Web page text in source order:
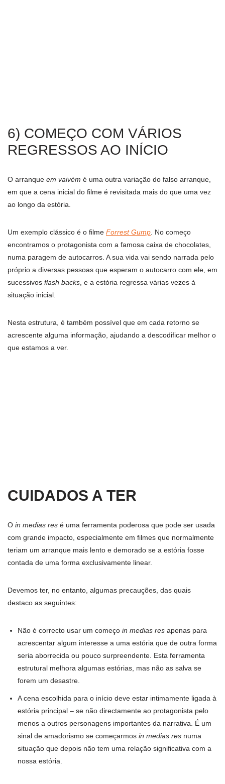
6) COMEÇO COM VÁRIOS
REGRESSOS AO INÍCIO
O arranque em vaivém é uma outra variação do falso arranque,
em que a cena inicial do filme é revisitada mais do que uma vez
ao longo da estória.
Um exemplo clássico é o filme Forrest Gump . No começo
encontramos o protagonista com a famosa caixa de chocolates,
numa paragem de autocarros. A sua vida vai sendo narrada pelo
próprio a diversas pessoas que esperam o autocarro com ele, em
sucessivos flash backs , e a estória regressa várias vezes à
situação inicial.
Nesta estrutura, é também possível que em cada retorno se
acrescente alguma informação, ajudando a descodificar melhor o
que estamos a ver.
CUIDADOS A TER
O in medias res é uma ferramenta poderosa que pode ser usada
com grande impacto, especialmente em filmes que normalmente
teriam um arranque mais lento e demorado se a estória fosse
contada de uma forma exclusivamente linear.
Devemos ter, no entanto, algumas precauções, das quais
destaco as seguintes:
Não é correcto usar um começo in medias res apenas para
acrescentar algum interesse a uma estória que de outra forma
seria aborrecida ou pouco surpreendente. Esta ferramenta
estrutural melhora algumas estórias, mas não as salva se
forem um desastre.
A cena escolhida para o início deve estar intimamente ligada à
estória principal – se não directamente ao protagonista pelo
menos a outros personagens importantes da narrativa. É um
sinal de amadorismo se começarmos in medias res numa
situação que depois não tem uma relação significativa com a
nossa estória.